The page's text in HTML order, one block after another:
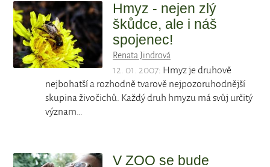
Hmyz - nejen zlý
škůdce, ale i náš
spojenec!
Renata Jindrová
12. 01. 2007: Hmyz je druhově
nejbohatší a rozhodně tvarově nejpozoruhodnější
skupina živočichů. Každý druh hmyzu má svůj určitý
význam…
V ZOO se bude